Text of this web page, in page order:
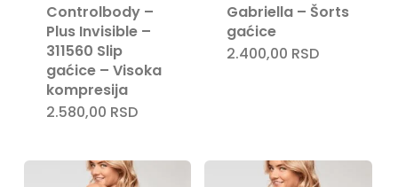
Controlbody –
Plus Invisible –
311560 Slip
gaćice – Visoka
kompresija
2.580,00 RSD
Gabriella – Šorts
gaćice
2.400,00 RSD